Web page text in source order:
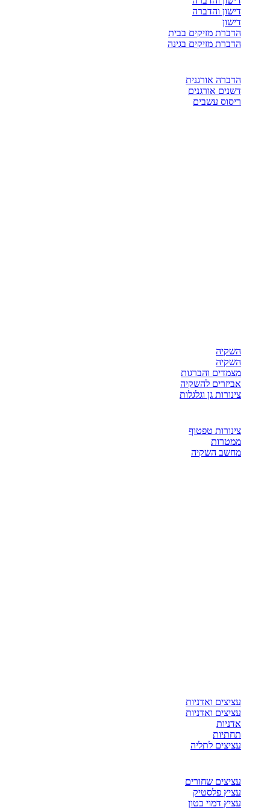
דישון והדברה
דישון
הדברת מזיקים בבית
הדברת מזיקים בגינה
הדברה אורגנית
דשנים אורגנים
ריסוס עשבים
השקיה
השקיה
מצמדים והברגות
אביזרים להשקיה
צינורות גן וגלגלות
צינורות טפטוף
ממטרות
מחשב השקיה
עציצים ואדניות
עציצים ואדניות
אדניות
תחתיות
עציצים לתליה
עציצים שחורים
עציץ פלסטיק
עציץ דמוי בטון